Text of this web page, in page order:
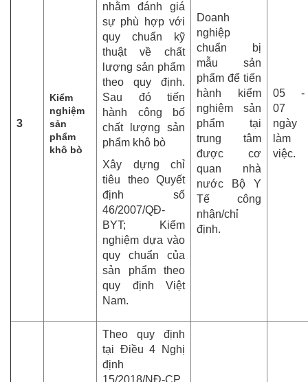
3
Kiểm
nghiệm
sản
phẩm
khô bò
nhằm đánh giá
sự phù hợp với
quy chuẩn kỹ
thuật về chất
lượng sản phẩm
theo quy định.
Sau đó tiến
hành công bố
chất lượng sản
phẩm khô bò
Xây dựng chỉ
tiêu theo Quyết
định số
46/2007/QĐ-
BYT; Kiểm
nghiệm dựa vào
quy chuẩn của
sản phẩm theo
quy định Việt
Nam.
Doanh
nghiệp
chuẩn bị
mẫu sản
phẩm để tiến
hành kiểm
nghiệm sản
phẩm tại
trung tâm
được cơ
quan nhà
nước Bộ Y
Tế công
nhận/chỉ
định.
05 -
07
ngày
làm
việc.
Theo quy định
tại Điều 4 Nghị
định